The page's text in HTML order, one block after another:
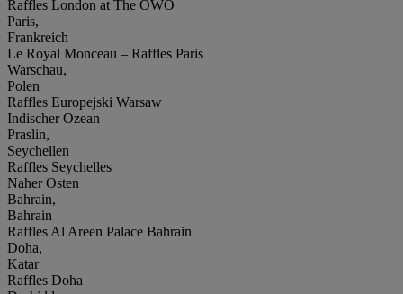
Raffles London at The OWO
Paris,
Frankreich
Le Royal Monceau – Raffles Paris
Warschau,
Polen
Raffles Europejski Warsaw
Indischer Ozean
Praslin,
Seychellen
Raffles Seychelles
Naher Osten
Bahrain,
Bahrain
Raffles Al Areen Palace Bahrain
Doha,
Katar
Raffles Doha